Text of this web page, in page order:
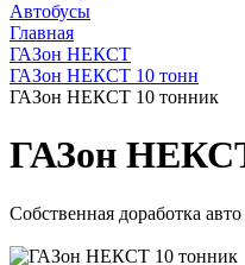
Автобусы
Главная
ГАЗон НЕКСТ
ГАЗон НЕКСТ 10 тонн
ГАЗон НЕКСТ 10 тонник
ГАЗон
Собственная доработка авто